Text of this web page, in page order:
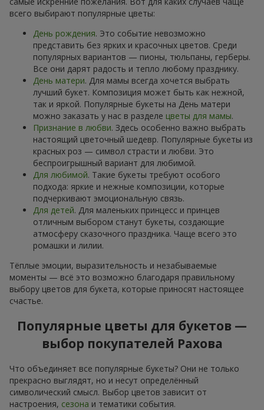
всего выбирают популярные цветы:
День рождения. Это событие невозможно
представить без ярких и красочных цветов. Среди
популярных вариантов — пионы, тюльпаны, герберы.
Все они дарят радость и тепло любому празднику.
День матери. Для мамы всегда хочется выбрать
лучший букет. Композиция может быть как нежной,
так и яркой. Популярные букеты на День матери
можно заказать у нас в разделе цветы для мамы.
Признание в любви. Здесь особенно важно выбрать
настоящий цветочный шедевр. Популярные букеты из
красных роз — символ страсти и любви. Это
беспроигрышный вариант для любимой.
Для любимой. Такие букеты требуют особого
подхода: яркие и нежные композиции, которые
подчеркивают эмоциональную связь.
Для детей. Для маленьких принцесс и принцев
отличным выбором станут букеты, создающие
атмосферу сказочного праздника. Чаще всего это
ромашки и лилии.
Тёплые эмоции, выразительность и незабываемые
моменты — всё это возможно благодаря правильному
выбору цветов для букета, которые приносят настоящее
счастье.
Популярные цветы для букетов —
выбор покупателей Рахова
Что объединяет все популярные букеты? Они не только
прекрасно выглядят, но и несут определённый
символический смысл. Выбор цветов зависит от
настроения, сезона и тематики события.